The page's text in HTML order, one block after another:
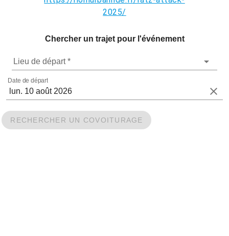
2025/
Chercher un trajet pour l'événement
Lieu de départ *
Date de départ
RECHERCHER UN COVOITURAGE